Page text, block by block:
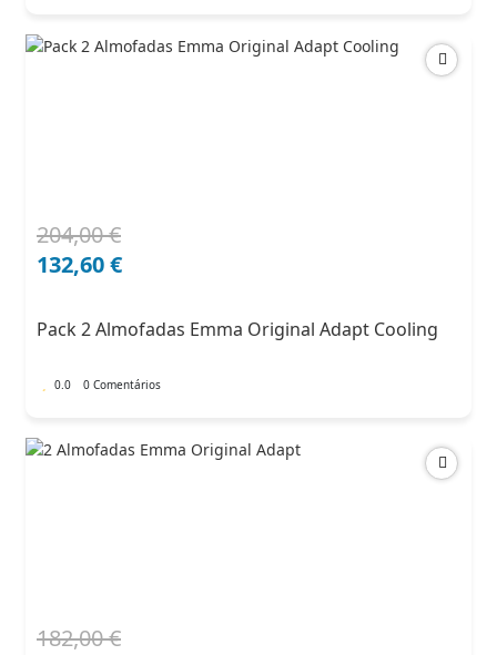
204,00€
O
preço
204,00 €.
132,60€
O
preço
132,60 €.
Pack 2 Almofadas Emma Original Adapt Cooling
0.0 0 Comentários
182,00€
O
O